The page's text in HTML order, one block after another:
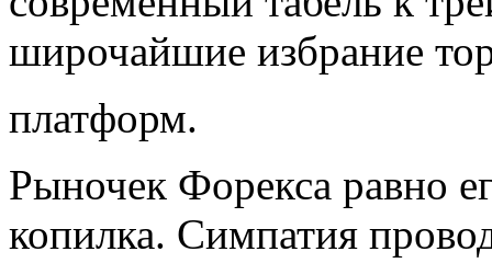
широчайшие избрание
платформ.
Рыночек Форекса равно
копилка. Симпатия